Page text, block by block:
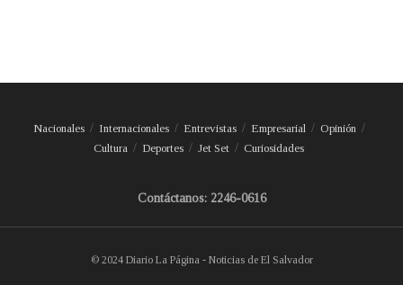
Nacionales Internacionales Entrevistas Empresarial
Opinión
Cultura
Deportes Jet Set Curiosidades
Contáctanos: 2246-0616
© 2024 Diario La Página - Noticias de El Salvador